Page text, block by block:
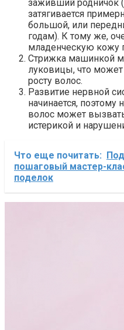
заживший родничок
затягивается
большой, или
годам). К тому же,
младенческую кожу
Стрижка машинкой
луковицы, что
росту волос.
Развитие нервной
начинается, поэтому
волос может
истерикой и
Что еще почитать:
пошаговый мастер-
поделок